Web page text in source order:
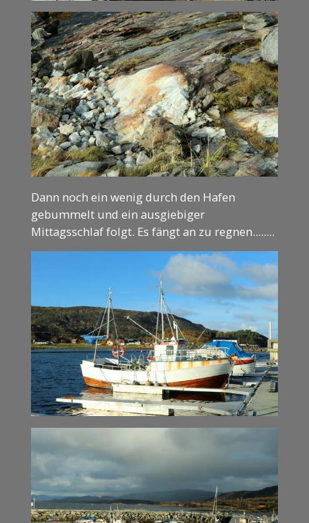
Dann noch ein wenig durch den Hafen
gebummelt und ein ausgiebiger
Mittagsschlaf folgt. Es fängt an zu regnen........